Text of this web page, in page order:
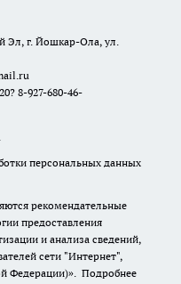
Эл, г. Йошкар-Ола, ул.
8-927-680-46-
персональных данных
рекомендательные
предоставления
и анализа сведений,
сети "Интернет",
Федерации)». Подробнее